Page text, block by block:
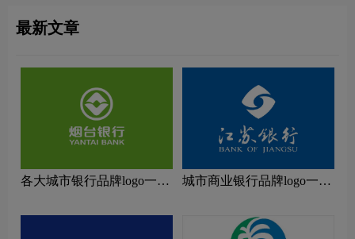
最新文章
各大城市银行品牌logo一
城市商业银行品牌logo一